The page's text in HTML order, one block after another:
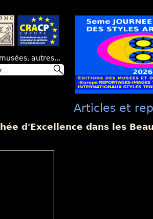
autres...
Articles et
culture EDMC
d'Excellence dans les